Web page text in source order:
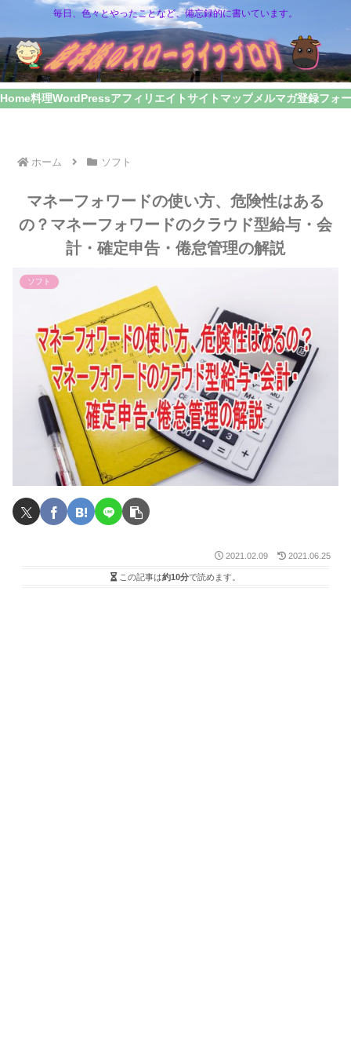
毎日、色々とやったことなど、備忘録的に書いています。
Home料理WordPressアフィリエイトサイトマップメルマガ登録フォ
ホーム ソフト
マネーフォワードの使い方、危険性はある
の？マネーフォワードのクラウド型給与・会
計・確定申告・倦怠管理の解説
ソフト
2021.02.09 2021.06.25
この記事は約10分で読めます。